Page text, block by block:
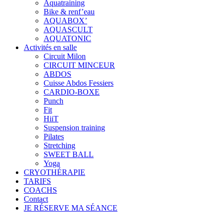
Aquatraining
Bike & renf’eau
AQUABOX’
AQUASCULT
AQUATONIC
Activités en salle
Circuit Milon
CIRCUIT MINCEUR
ABDOS
Cuisse Abdos Fessiers
CARDIO-BOXE
Punch
Fit
HiiT
Suspension training
Pilates
Stretching
SWEET BALL
Yoga
CRYOTHÉRAPIE
TARIFS
COACHS
Contact
JE RÉSERVE MA SÉANCE